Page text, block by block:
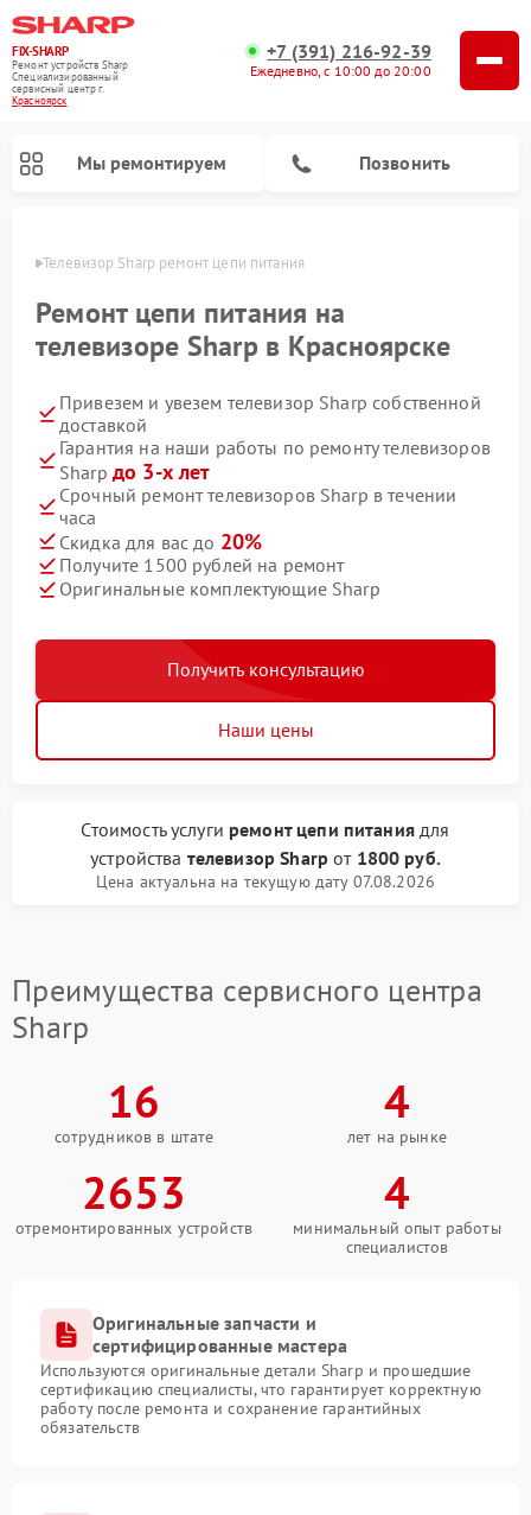
FIX-SHARP
Ремонт устройств Sharp
Специализированный
cервисный центр г.
Красноярск
+7 (391) 216-92-39
Ежедневно, с 10:00 до 20:00
Мы ремонтируем Позвонить
Телевизор Sharp ремонт цепи питания
Ремонт цепи питания на
телевизоре Sharp в Красноярске
Привезем и увезем телевизор Sharp собственной
доставкой
Гарантия на наши работы по ремонту телевизоров
Sharp до 3-х лет
Срочный ремонт телевизоров Sharp в течении
часа
Скидка для вас до 20%
Получите 1500 рублей на ремонт
Оригинальные комплектующие Sharp
Получить консультацию
Наши цены
Стоимость услуги ремонт цепи питаниядля
устройства телевизор Sharp от 1800 руб.
Цена актуальна на текущую дату 07.08.2026
Преимущества сервисного центра
Sharp
16
сотрудников в штате
4
лет на рынке
2653
отремонтированных устройств
4
минимальный опыт работы
специалистов
Оригинальные запчасти и
сертифицированные мастера
Используются оригинальные детали Sharp и прошедшие
сертификацию специалисты, что гарантирует корректную
работу после ремонта и сохранение гарантийных
обязательств